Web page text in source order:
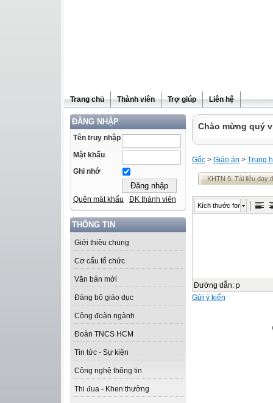
Trang chủ Thành viên Trợ giúp Liên hệ
ĐĂNG NHẬP
Tên truy nhập
Mật khẩu
Ghi nhớ
Quên mật khẩu ĐK thành viên
THÔNG TIN
Giới thiệu chung
Cơ cấu tổ chức
Văn bản mới
Đảng bộ giáo dục
Công đoàn ngành
Đoàn TNCS HCM
Tin tức - Sự kiện
Công nghệ thông tin
Thi đua - Khen thưởng
Chào mừng quý
Gốc > Giáo án > Trung
KHTN 9. Tài liệu dạy
Kích thước font
Đường dẫn: p
Gửi ý kiến